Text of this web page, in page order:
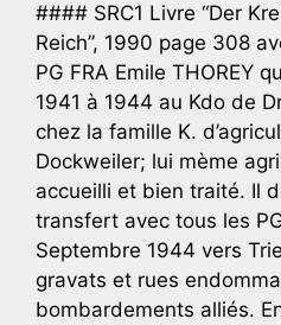
#### SRC1 Livre “Der
Reich”, 1990 page 308
PG FRA Emile THOREY
1941 à 1944 au Kdo de
chez la famille K.
Dockweiler; lui mème
accueilli et bien traité. Il
transfert avec tous les
Septembre 1944 vers
gravats et rues
bombardements alliés.